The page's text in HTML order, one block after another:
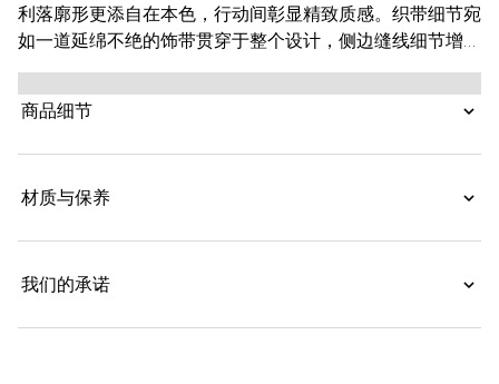
利落廓形更添自在本色，行动间彰显精致质感。织带细节宛
如一道延绵不绝的饰带贯穿于整个设计，侧边缝线细节增添
点睛之笔。
商品细节
材质与保养
我们的承诺